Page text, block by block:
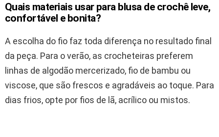
Quais materiais usar para blusa de crochê leve,
confortável e bonita?
A escolha do fio faz toda diferença no resultado final
da peça. Para o verão, as crocheteiras preferem
linhas de algodão mercerizado, fio de bambu ou
viscose, que são frescos e agradáveis ao toque. Para
dias frios, opte por fios de lã, acrílico ou mistos.